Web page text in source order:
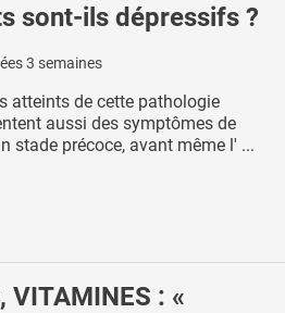
sont-ils dépressifs ?
3 semaines
atteints de cette pathologie
aussi des symptômes de
stade précoce, avant même l' ...
VITAMINES : «